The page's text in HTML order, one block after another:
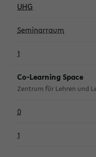
UHG
Seminarraum
1
Co-Learning Space
Zentrum für Lehren und
0
1